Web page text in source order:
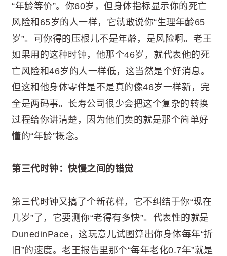
“年龄等价”。你60岁，但身体指标显示你的死亡
风险和65岁的人一样，它就敢说你“生理年龄65
岁”。可你得的压根儿不是年龄，是风险啊。老王
如果用的这种时钟，他那个46岁，就代表他的死
亡风险和46岁的人一样低，这当然是个好消息。
但这和他身体零件是不是真的像46岁一样新，完
全是两码事。长寿公司很少会把这个复杂的转换
过程给你讲清楚，因为他们卖的就是那个简单好
懂的“年龄”概念。
第三代时钟：快慢之间的错觉
第三代时钟又搞了个新花样，它不纠结于你“现在
几岁”了，它要测你“老得有多快”。代表性的就是
DunedinPace，这玩意儿试图算出你身体每年“折
旧”的速度。老王报告里那个“每年老化0.7年”就是